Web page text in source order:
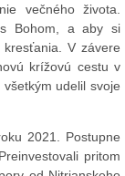
večného života.
Bohom, a aby si
V závere
krížovú cestu v
udelil svoje
2021. Postupne
pritom